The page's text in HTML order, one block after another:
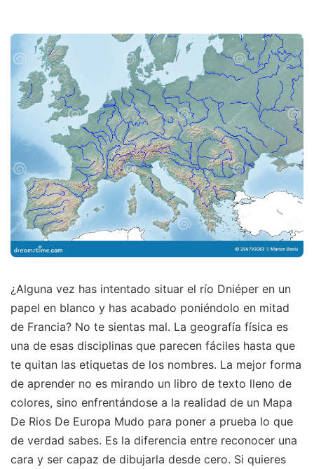
¿Alguna vez has intentado situar el río Dniéper en un
papel en blanco y has acabado poniéndolo en mitad
de Francia? No te sientas mal. La geografía física es
una de esas disciplinas que parecen fáciles hasta que
te quitan las etiquetas de los nombres. La mejor forma
de aprender no es mirando un libro de texto lleno de
colores, sino enfrentándose a la realidad de un Mapa
De Rios De Europa Mudo para poner a prueba lo que
de verdad sabes. Es la diferencia entre reconocer una
cara y ser capaz de dibujarla desde cero. Si quieres